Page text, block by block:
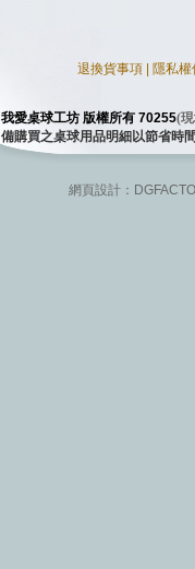
退換貨事項 隱私
我愛桌球工坊 版權所有 70255(
備購買之桌球用品明細以節省時
網頁設計：